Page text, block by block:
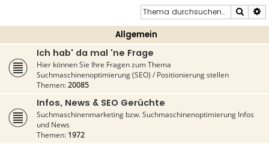
Suche
Allgemein
Ich hab' da mal 'ne Frage
Hier können Sie Ihre Fragen zum Thema
Suchmaschinenoptimierung (SEO) / Positionierung stellen
Themen:20085
Infos, News & SEO Gerüchte
Suchmaschinenmarketing bzw. Suchmaschinenoptimierung Infos
und News
Themen: 1972